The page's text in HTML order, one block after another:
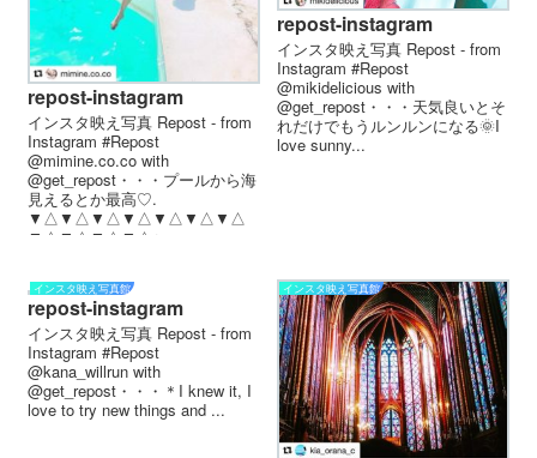
repost-instagram
インスタ映え写真 Repost - from
Instagram #Repost
@mimine.co.co with
@get_repost・・・プールから海
見えるとか最高♡.
▼△▼△▼△▼△▼△▼△▼△
▼△▼△▼△▼△ r...
repost-instagram
インスタ映え写真 Repost - from
Instagram #Repost
@mikidelicious with
@get_repost・・・天気良いとそ
れだけでもうルンルンになる🌞I
love sunny...
インスタ映え写真館
repost-instagram
インスタ映え写真 Repost - from
Instagram #Repost
@kana_willrun with
@get_repost・・・＊I knew it, I
love to try new things and ...
インスタ映え写真館